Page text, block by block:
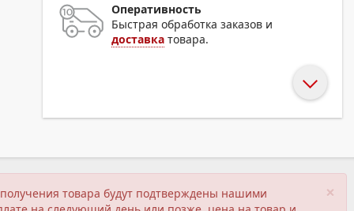
Оперативность
Быстрая обработка заказов и
доставка товара.
×
товара будут подтверждены нашими